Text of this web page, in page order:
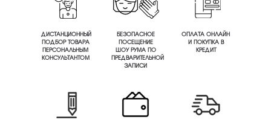
ДИСТАНЦИОННЫЙ
ПОДБОР ТОВАРА
ПЕРСОНАЛЬНЫМ
КОНСУЛЬТАНТОМ
БЕЗОПАСНОЕ
ПОСЕЩЕНИЕ
ШОУ РУМА ПО
ПРЕДВАРИТЕЛЬНОЙ
ЗАПИСИ
ОПЛАТА ОНЛАЙН
И ПОКУПКА В
КРЕДИТ